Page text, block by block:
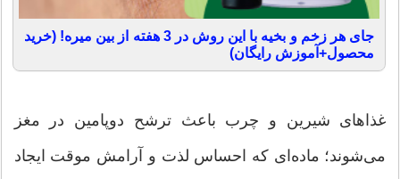
جای هر زخم و بخیه با این روش در 3 هفته از بین میره! (خرید
محصول+آموزش رایگان)
غذاهای شیرین و چرب باعث ترشح دوپامین در مغز
می‌شوند؛ ماده‌ای که احساس لذت و آرامش موقت ایجاد